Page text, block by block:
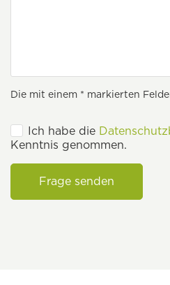
Die mit einem * markierten
Ich habe die
Kenntnis genommen.
Frage senden